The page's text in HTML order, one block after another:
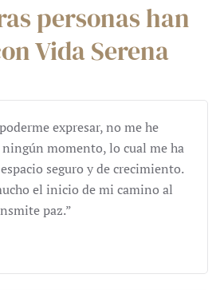
personas han
Vida Serena
expresar, no me he
momento, lo cual me ha
seguro y de crecimiento.
el inicio de mi camino al
paz.”